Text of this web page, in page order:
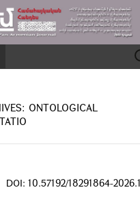
ONTOLOGICAL
DOI: 10.57192/18291864-